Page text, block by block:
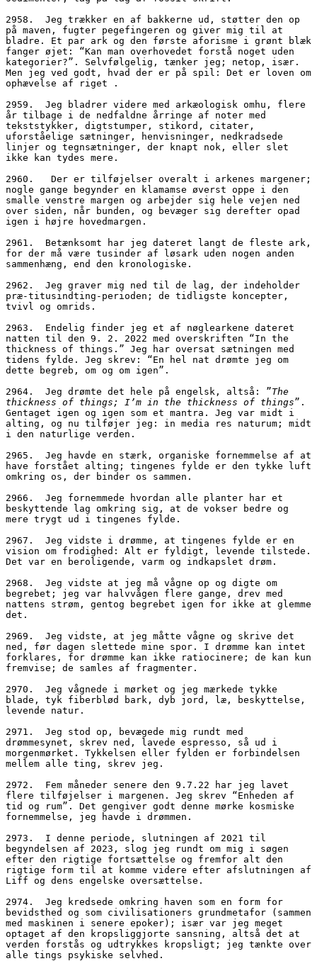
2958.  Jeg trækker en af bakkerne ud, støtter den op
på maven, fugter pegefingeren og giver mig til at
bladre. Et par ark og den første aforisme i grønt blæk
fanger øjet: “Kan man overhovedet forstå noget uden
kategorier?”. Selvfølgelig, tænker jeg; netop, især.
Men jeg ved godt, hvad der er på spil: Det er loven om
ophævelse af riget .
2959.  Jeg bladrer videre med arkæologisk omhu, flere
år tilbage i de nedfaldne årringe af noter med
tekststykker, digtstumper, stikord, citater,
uforståelige sætninger, henvisninger, nedkradsede
linjer og tegnsætninger, der knapt nok, eller slet
ikke kan tydes mere.
2960.	Der er tilføjelser overalt i arkenes margener;
nogle gange begynder en klamamse øverst oppe i den
smalle venstre margen og arbejder sig hele vejen ned
over siden, når bunden, og bevæger sig derefter opad
igen i højre hovedmargen.
2961.  Betænksomt har jeg dateret langt de fleste ark,
for der må være tusinder af løsark uden nogen anden
sammenhæng, end den kronologiske.
2962.  Jeg graver mig ned til de lag, der indeholder
præ-titusindting-perioden; de tidligste koncepter,
tvivl og omrids.
2963.  Endelig finder jeg et af nøglearkene dateret
natten til den 9. 2. 2022 med overskriften “In the
thickness of things.” Jeg har oversat sætningen med
tidens fylde. Jeg skrev: “En hel nat drømte jeg om
dette begreb, om og om igen”.
2964.  Jeg drømte det hele på engelsk, altså: ”The
thickness of things; I’m in the thickness of things”.
Gentaget igen og igen som et mantra. Jeg var midt i
alting, og nu tilføjer jeg: in media res naturum; midt
i den naturlige verden.
2965.  Jeg havde en stærk, organiske fornemmelse af at
have forstået alting; tingenes fylde er den tykke luft
omkring os, der binder os sammen.
2966.  Jeg fornemmede hvordan alle planter har et
beskyttende lag omkring sig, at de vokser bedre og
mere trygt ud i tingenes fylde.
2967.  Jeg vidste i drømme, at tingenes fylde er en
vision om frodighed: Alt er fyldigt, levende tilstede.
Det var en beroligende, varm og indkapslet drøm.
2968.  Jeg vidste at jeg må vågne op og digte om
begrebet; jeg var halvvågen flere gange, drev med
nattens strøm, gentog begrebet igen for ikke at glemme
det.
2969.  Jeg vidste, at jeg måtte vågne og skrive det
ned, før dagen slettede mine spor. I drømme kan intet
forklares, for drømme kan ikke ratiocinere; de kan kun
fremvise; de samles af fragmenter.
2970.  Jeg vågnede i mørket og jeg mærkede tykke
blade, tyk fiberblød bark, dyb jord, læ, beskyttelse,
levende natur.
2971.  Jeg stod op, bevægede mig rundt med
drømmesynet, skrev ned, lavede espresso, så ud i
morgenmørket. Tykkelsen eller fylden er forbindelsen
mellem alle ting, skrev jeg.
2972.  Fem måneder senere den 9.7.22 har jeg lavet
flere tilføjelser i margenen. Jeg skrev “Enheden af
tid og rum”. Det gengiver godt denne mørke kosmiske
fornemmelse, jeg havde i drømmen.
2973.  I denne periode, slutningen af 2021 til
begyndelsen af 2023, slog jeg rundt om mig i søgen
efter den rigtige fortsættelse og fremfor alt den
rigtige form til at komme videre efter afslutningen af
Liff og dens engelske oversættelse.
2974.  Jeg kredsede omkring haven som en form for
bevidsthed og som civilisationers grundmetafor (sammen
med maskinen i senere epoker); især var jeg meget
optaget af den kropsliggjorte sansning, altså det at
verden forstås og udtrykkes kropsligt; jeg tænkte over
alle tings psykiske selvhed.